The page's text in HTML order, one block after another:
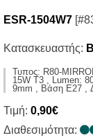
ESR-1504W7
Κατασκευαστής:
Τυπος: R80-
15W T3 , Lumen:
9mm , Βάση E27 ,
Τιμή: 0,90€
Διαθεσιμότητα: